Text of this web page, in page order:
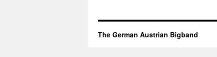
The German Austrian Bigband